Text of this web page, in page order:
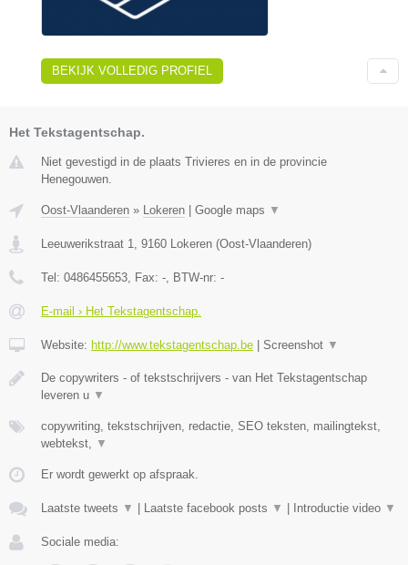
BEKIJK VOLLEDIG PROFIEL
Het Tekstagentschap.
Niet gevestigd in de plaats Trivieres en in de provincie
Henegouwen.
Oost-Vlaanderen » Lokeren Google maps ▼
Leeuwerikstraat 1, 9160 Lokeren (Oost-Vlaanderen)
Tel: 0486455653, Fax: -, BTW-nr: -
E-mail › Het Tekstagentschap.
Website: http://www.tekstagentschap.be Screenshot ▼
De copywriters - of tekstschrijvers - van Het Tekstagentschap
leveren u ▼
copywriting, tekstschrijven, redactie, SEO teksten, mailingtekst,
webtekst, ▼
Er wordt gewerkt op afspraak.
Laatste tweets ▼ Laatste facebook posts ▼ Introductie video ▼
Sociale media: